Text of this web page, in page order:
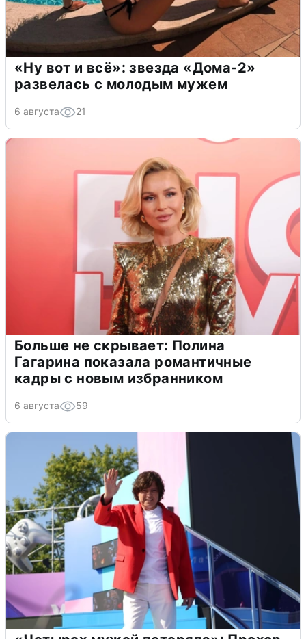
«Ну вот и всё»: звезда «Дома-2»
развелась с молодым мужем
6 августа 21
Больше не скрывает: Полина
Гагарина показала романтичные
кадры с новым избранником
6 августа 59